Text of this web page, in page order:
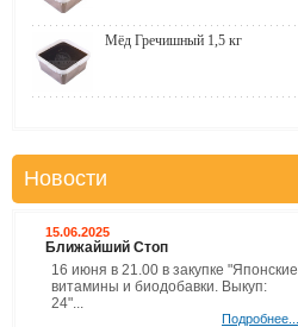
Мёд Гречишный 1,5 кг
Новости
15.06.2025
Ближайший Стоп
16 июня в 21.00 в закупке "Японские
витамины и биодобавки. Выкуп:
24"...
Подробнее...